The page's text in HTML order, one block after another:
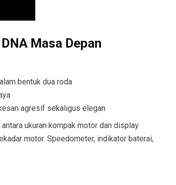
Masa Depan
bentuk dua roda
agresif sekaligus elegan
ukuran kompak motor dan display
motor. Speedometer, indikator baterai,